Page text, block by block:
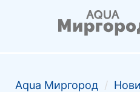
Аqua Миргород /